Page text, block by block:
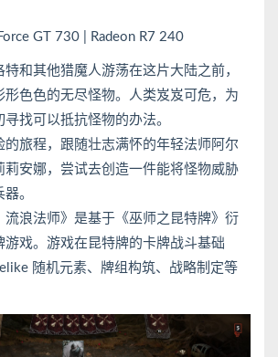
GT 730 | Radeon R7 240
和其他猎魔人游荡在这片大陆之前，
形色色的无尽怪物。人类岌岌可危，为
寻找可以抵抗怪物的办法。
的旅程，跟随壮志满怀的年轻法师阿尔
莉安娜，尝试去创造一件能将怪物威胁
。
流浪法师》是基于《巫师之昆特牌》衍
游戏。游戏在昆特牌的卡牌战斗基础
随机元素、牌组构筑、战略制定等